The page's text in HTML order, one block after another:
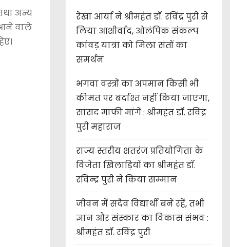
अन्य
आने वाले
रेखा आर्या ने श्रीमहंत डॉ. रविंद्र पुरी से
लिया आशीर्वाद, ओलंपिक संकल्प
कांवड़ यात्रा को मिला संतों का
समर्थन
भगवा वस्त्रों का अपमान किसी भी
कीमत पर बर्दाश्त नहीं किया जाएगा,
सांसद माफी मांगें : श्रीमहंत डॉ. रविंद्र
पुरी महाराज
राज्य स्तरीय शतरंज प्रतियोगिता के
विजेता खिलाड़ियों का श्रीमहंत डॉ.
रविन्द्र पुरी ने किया सम्मान
जीवन में सदैव विद्यार्थी बने रहें, तभी
ज्ञान और संस्कार का विकास संभव :
श्रीमहंत डॉ. रविंद्र पुरी